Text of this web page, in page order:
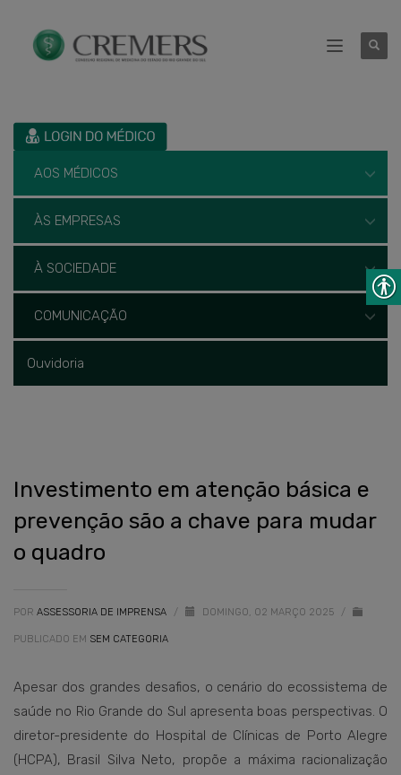
AOS MÉDICOS
ÀS EMPRESAS
À SOCIEDADE
COMUNICAÇÃO
Ouvidoria
Investimento em atenção básica e
prevenção são a chave para mudar
o quadro
POR ASSESSORIA DE IMPRENSA / DOMINGO, 02 MARÇO 2025 /
PUBLICADO EM SEM CATEGORIA
Apesar dos grandes desafios, o cenário do ecossistema de
saúde no Rio Grande do Sul apresenta boas perspectivas. O
diretor-presidente do Hospital de Clínicas de Porto Alegre
(HCPA), Brasil Silva Neto, propõe a máxima racionalização